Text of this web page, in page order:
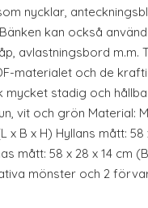
nycklar,
kan också
avlastningsbord m.m.
materialet och de
mycket stadig och
vit och grön Material:
x B x H) Hyllans mått: 58
mått: 58 x 28 x 14 cm
mönster och 2